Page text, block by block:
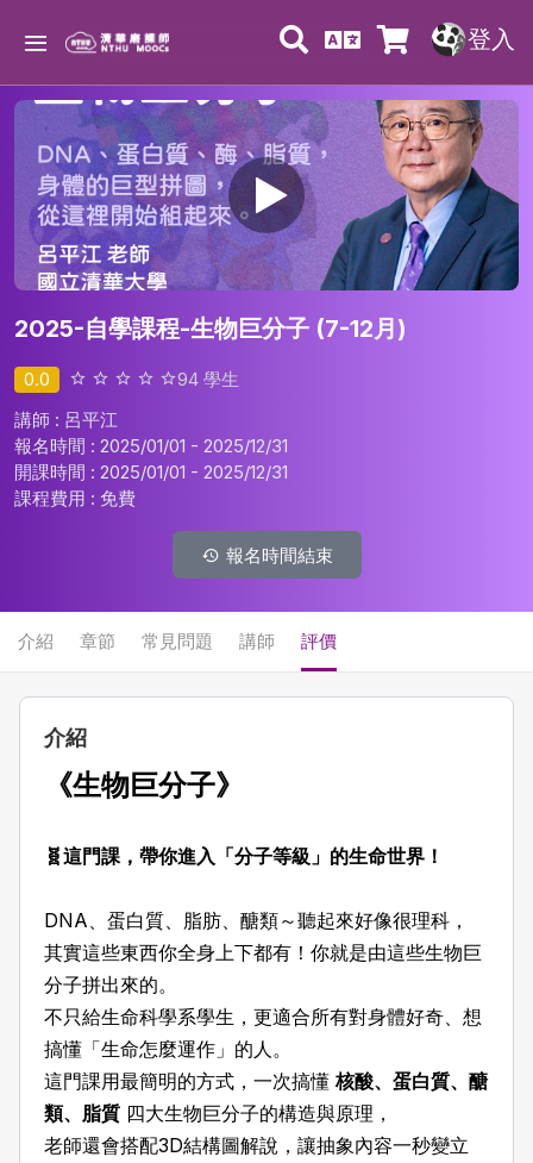
登入
2025-自學課程-生物巨分子 (7-12月)
0.0 94 學生
講師 : 呂平江
報名時間 : 2025/01/01 - 2025/12/31
開課時間 : 2025/01/01 - 2025/12/31
課程費用 : 免費
報名時間結束
介紹 章節 常見問題 講師 評價
介紹
《生物巨分子》
🧬這門課，帶你進入「分子等級」的生命世界！
DNA、蛋白質、脂肪、醣類～聽起來好像很理科，
其實這些東西你全身上下都有！你就是由這些生物巨
分子拼出來的。
不只給生命科學系學生，更適合所有對身體好奇、想
搞懂「生命怎麼運作」的人。
這門課用最簡明的方式，一次搞懂 核酸、蛋白質、醣
類、脂質 四大生物巨分子的構造與原理，
老師還會搭配3D結構圖解說，讓抽象內容一秒變立